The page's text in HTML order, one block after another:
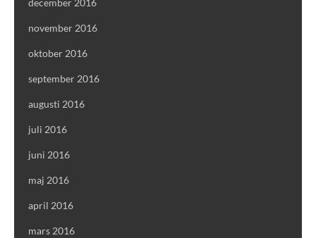
december 2016
november 2016
oktober 2016
september 2016
augusti 2016
juli 2016
juni 2016
maj 2016
april 2016
mars 2016